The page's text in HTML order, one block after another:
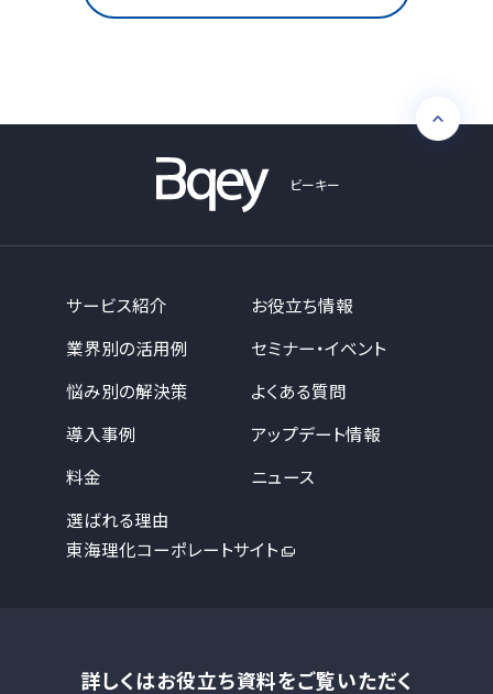
ビーキー
サービス紹介
お役立ち情報
業界別の活用例
セミナー・イベント
悩み別の解決策
よくある質問
導入事例
アップデート情報
料金
ニュース
選ばれる理由
東海理化コーポレートサイト
詳しくはお役立ち資料をご覧いただく